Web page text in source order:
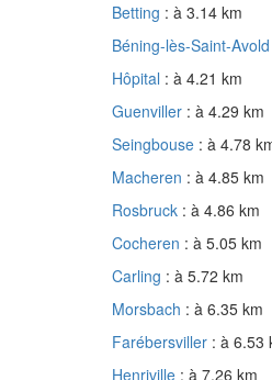
Betting : à 3.14 km
Béning-lès-Saint-Avold
Hôpital : à 4.21 km
Guenviller : à 4.29 km
Seingbouse : à 4.78
Macheren : à 4.85 km
Rosbruck : à 4.86 km
Cocheren : à 5.05 km
Carling : à 5.72 km
Morsbach : à 6.35 km
Farébersviller : à 6.53
Henriville : à 7.26 km